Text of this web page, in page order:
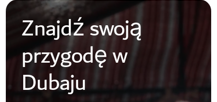
Znajdź swoją
przygodę w
Dubaju